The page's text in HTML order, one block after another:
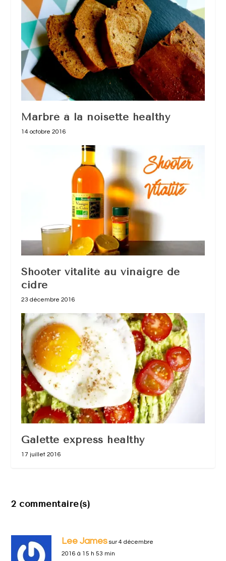
Marbré à la noisette healthy
14 octobre 2016
Shooter vitalité au vinaigre de
cidre
23 décembre 2016
Galette express healthy
17 juillet 2016
2 commentaire(s)
Lee James sur 4 décembre
2016 à 15 h 53 min